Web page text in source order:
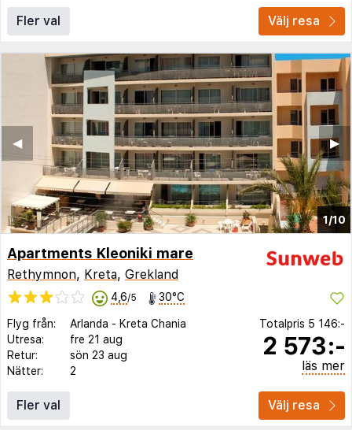
Fler val Välj resa
1/10
▶︎
◀︎
Apartments Kleoniki mare
Rethymnon, Kreta, Grekland
4,6/5 30°C
Flyg från: Arlanda - Kreta Chania
Utresa:
fre 21 aug
Retur:
sön 23 aug
Nätter:
2
Totalpris 5 146:-
2 573:-
läs mer
Fler val Välj resa